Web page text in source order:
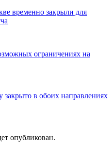
временно закрыли для
ограничениях на
в обоих направлениях
опубликован.